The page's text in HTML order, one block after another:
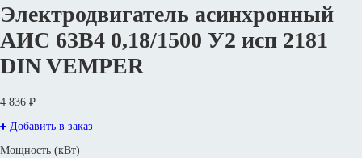
Электродвигатель асинхронный
АИС 63В4 0,18/1500 У2 исп 2181
DIN VEMPER
4 836 ₽
Добавить в заказ
Мощность (кВт)